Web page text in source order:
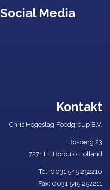
Media
Kontakt
Chris Hogeslag Foodgroup B.V.
Bosberg 23
7271 LE Borculo Holland
Tel: ​ 0031 545 252210​
Fax: 0031 545 252211